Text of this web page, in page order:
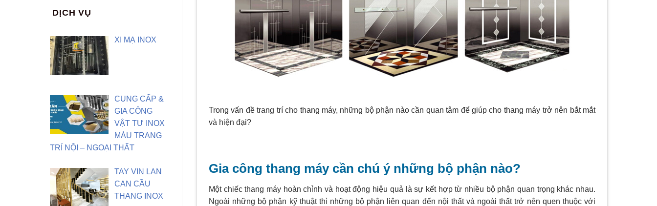
DỊCH VỤ
XI MẠ INOX
CUNG CẤP &
GIA CÔNG
VẬT TƯ INOX
MÀU TRANG
TRÍ NỘI – NGOẠI THẤT
TAY VỊN LAN
CAN CẦU
THANG INOX
Trong vấn đề trang trí cho thang máy, những bộ phận nào cần quan tâm để giúp cho thang máy trở nên bắt mắt
và hiện đại?
Gia công thang máy cần chú ý những bộ phận nào?
Một chiếc thang máy hoàn chỉnh và hoạt động hiệu quả là sự kết hợp từ nhiều bộ phận quan trọng khác nhau.
Ngoài những bộ phận kỹ thuật thì những bộ phận liên quan đến nội thất và ngoài thất trở nên quen thuộc với